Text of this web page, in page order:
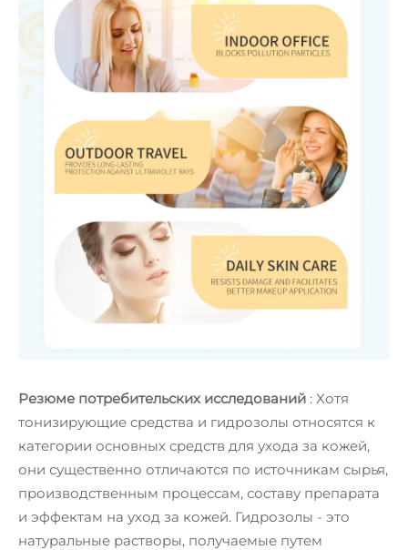
Резюме потребительских исследований : Хотя
тонизирующие средства и гидрозолы относятся к
категории основных средств для ухода за кожей,
они существенно отличаются по источникам сырья,
производственным процессам, составу препарата
и эффектам на уход за кожей. Гидрозолы - это
натуральные растворы, получаемые путем